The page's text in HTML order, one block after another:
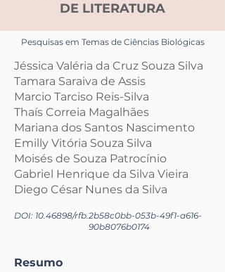
DE LITERATURA
Pesquisas em Temas de Ciências Biológicas
Jéssica Valéria da Cruz Souza Silva
Tamara Saraiva de Assis
Marcio Tarciso Reis-Silva
Thaís Correia Magalhães
Mariana dos Santos Nascimento
Emilly Vitória Souza Silva
Moisés de Souza Patrocínio
Gabriel Henrique da Silva Vieira
Diego César Nunes da Silva
DOI: 10.46898/rfb.2b58c0bb-053b-49f1-a616-
90b8076b0174
Resumo